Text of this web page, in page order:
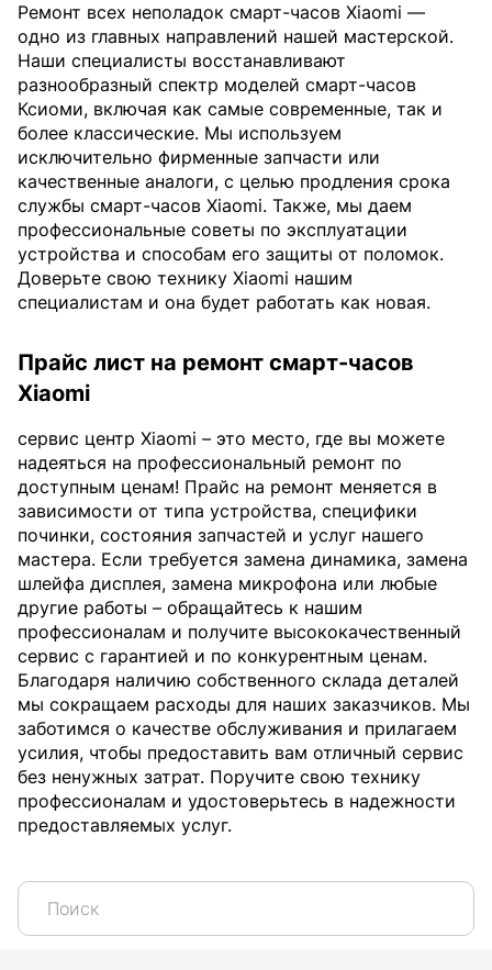
Ремонт всех неполадок смарт-часов Xiaomi —
одно из главных направлений нашей мастерской.
Наши специалисты восстанавливают
разнообразный спектр моделей смарт-часов
Ксиоми, включая как самые современные, так и
более классические. Мы используем
исключительно фирменные запчасти или
качественные аналоги, с целью продления срока
службы смарт-часов Xiaomi. Также, мы даем
профессиональные советы по эксплуатации
устройства и способам его защиты от поломок.
Доверьте свою технику Xiaomi нашим
специалистам и она будет работать как новая.
Прайс лист на ремонт смарт-часов
Xiaomi
сервис центр Xiaomi – это место, где вы можете
надеяться на профессиональный ремонт по
доступным ценам! Прайс на ремонт меняется в
зависимости от типа устройства, специфики
починки, состояния запчастей и услуг нашего
мастера. Если требуется замена динамика, замена
шлейфа дисплея, замена микрофона или любые
другие работы – обращайтесь к нашим
профессионалам и получите высококачественный
сервис с гарантией и по конкурентным ценам.
Благодаря наличию собственного склада деталей
мы сокращаем расходы для наших заказчиков. Мы
заботимся о качестве обслуживания и прилагаем
усилия, чтобы предоставить вам отличный сервис
без ненужных затрат. Поручите свою технику
профессионалам и удостоверьтесь в надежности
предоставляемых услуг.